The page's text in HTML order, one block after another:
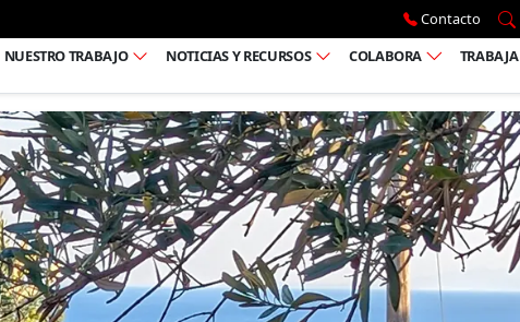
Contacto
NUESTRO TRABAJO NOTICIAS Y RECURSOS COLABORA TRABAJA